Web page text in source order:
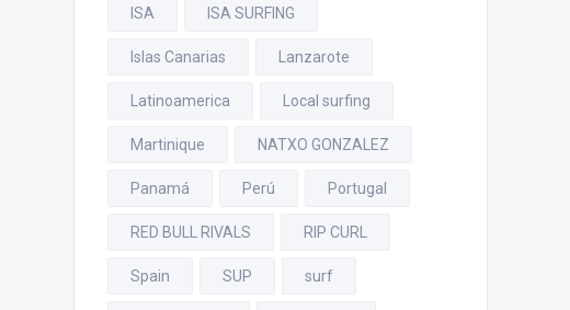
ISA ISA SURFING
Islas Canarias Lanzarote
Latinoamerica Local surfing
Martinique NATXO GONZALEZ
Panamá Perú Portugal
RED BULL RIVALS RIP CURL
Spain SUP surf